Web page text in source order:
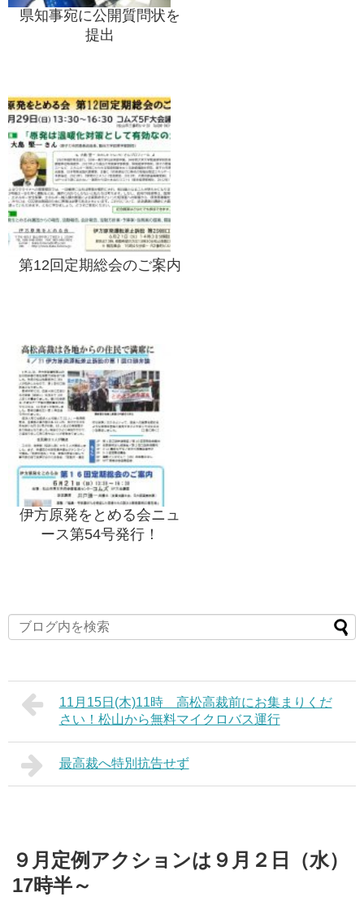
県知事宛に公開質問状を
提出
第12回定期総会のご案内
伊方原発をとめる会ニュ
ース第54号発行！
11月15日(木)11時 高松高裁前にお集まりくだ
さい！松山から無料マイクロバス運行
最高裁へ特別抗告せず
９月定例アクションは９月２日（水）
17時半～